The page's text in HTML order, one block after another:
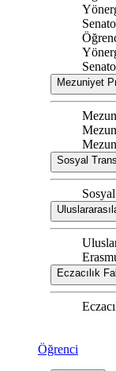
Mezuniyet
Sosyal
Eczacılık
Öğrenci